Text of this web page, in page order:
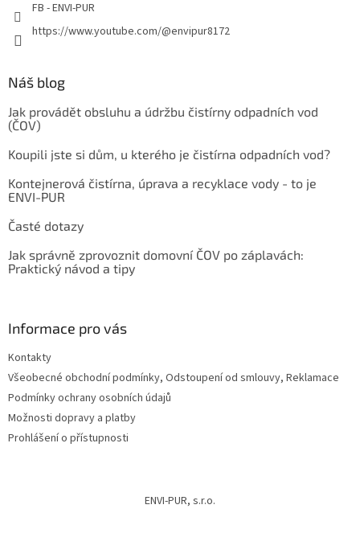
FB - ENVI-PUR
https://www.youtube.com/@envipur8172
Náš blog
Jak provádět obsluhu a údržbu čistírny odpadních vod
(ČOV)
Koupili jste si dům, u kterého je čistírna odpadních vod?
Kontejnerová čistírna, úprava a recyklace vody - to je
ENVI-PUR
Časté dotazy
Jak správně zprovoznit domovní ČOV po záplavách:
Praktický návod a tipy
Informace pro vás
Kontakty
Všeobecné obchodní podmínky, Odstoupení od smlouvy, Reklamace
Podmínky ochrany osobních údajů
Možnosti dopravy a platby
Prohlášení o přístupnosti
ENVI-PUR, s.r.o.